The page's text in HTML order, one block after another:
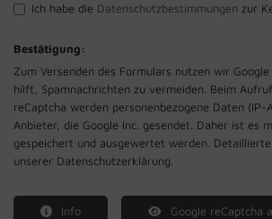
Ich habe die Datenschutzbestimmungen zur
Bestätigung:
Zum Versenden des Formulars nutzen wir
hilft, Spamnachrichten zu vermeiden. Beim
reCaptcha werden personenbezogene Daten (IP-
Anbieter, die Google Inc. gesendet. Daher ist es
gespeichert und ausgewertet werden.
unserer Datenschutzerklärung.
Info Google reCaptcha